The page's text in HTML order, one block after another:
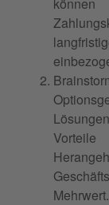
Mehrwert.